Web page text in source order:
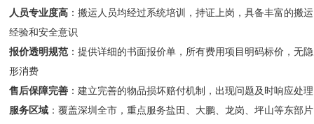
人员专业度高 ：搬运人员均经过系统培训，持证上岗，具备丰富的搬运
经验和安全意识
报价透明规范 ：提供详细的书面报价单，所有费用项目明码标价，无隐
形消费
售后保障完善 ：建立完善的物品损坏赔付机制，出现问题及时响应处理
服务区域 ：覆盖深圳全市，重点服务盐田、大鹏、龙岗、坪山等东部片